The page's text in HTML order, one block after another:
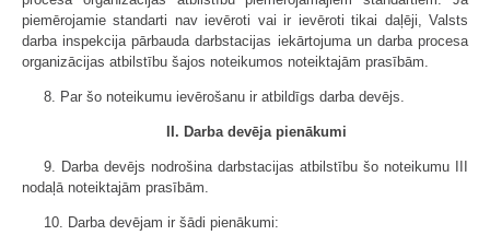
piemērojamie standarti nav ievēroti vai ir ievēroti tikai daļēji, Valsts
darba inspekcija pārbauda darbstacijas iekārtojuma un darba procesa
organizācijas atbilstību šajos noteikumos noteiktajām prasībām.
8. Par šo noteikumu ievērošanu ir atbildīgs darba devējs.
II. Darba devēja pienākumi
9. Darba devējs nodrošina darbstacijas atbilstību šo noteikumu III
nodaļā noteiktajām prasībām.
10. Darba devējam ir šādi pienākumi: